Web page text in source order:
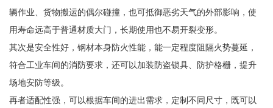
辆作业、货物搬运的偶尔碰撞，也可抵御恶劣天气的外部影响，使
用寿命远高于普通材质大门，长期使用也不易开裂变形。
其次是安全性好，钢材本身防火性能，能一定程度阻隔火势蔓延，
符合工业车间的消防要求，还可以加装防盗锁具、防护格栅，提升
场地安防等级。
再者适配性强，可以根据车间的进出需求，定制不同尺寸，既可以